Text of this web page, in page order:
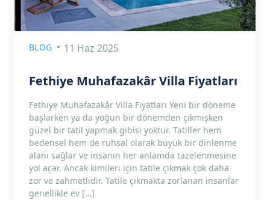
BLOG 11 Haz 2025
Fethiye Muhafazakâr Villa Fiyatları
Fethiye Muhafazakâr Villa Fiyatları Yeni bir döneme
başlarken ya da yoğun bir dönemden çıkmışken
güzel bir tatil yapmak gibisi yoktur. Tatiller hem
bedensel hem de ruhsal olarak büyük bir dinlenme
alanı sağlar ve insanın her anlamda tazelenmesine
yol açar. Ancak kimileri için tatile çıkmak çok daha
zor ve zahmetlidir. Tatile çıkmakta zorlanan insanlar
genellikle ev […]